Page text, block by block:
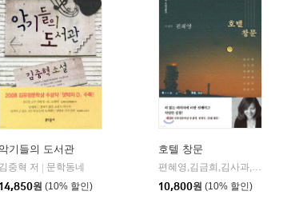
악기들의 도서관
김중혁 저
문학동네
14,850원 (10% 할인)
호텔 창문
편혜영,김금희,김사과,김혜진,이주란,조남주,최은미 저
10,800원 (10% 할인)